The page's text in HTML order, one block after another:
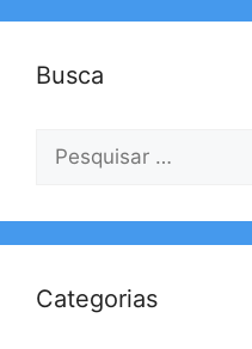
Busca
Pesquisar
Categorias